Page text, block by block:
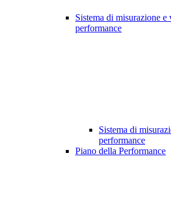
Sistema di misurazione e
performance
Sistema di
performance
Piano della Performance